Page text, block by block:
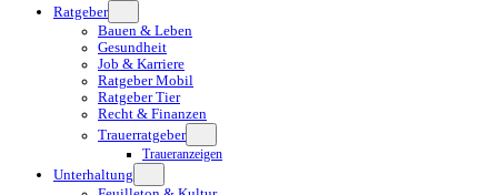
Ratgeber
Bauen & Leben
Gesundheit
Job & Karriere
Ratgeber Mobil
Ratgeber Tier
Recht & Finanzen
Trauerratgeber
Traueranzeigen
Unterhaltung